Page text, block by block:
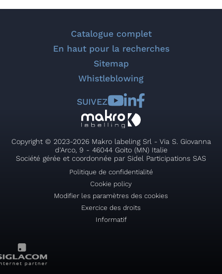
Catalogue complet
En haut pour la recherches
Sitemap
Whistleblowing
SUIVEZ
Copyright © 2023-2026 Makro labeling Srl - Via S. Giovanna
d'Arco, 9 - 46044 Goito (MN) Italie
Société gérée et coordonnée par Sidel Participations SAS
Politique de confidentialité
Cookie policy
Modifier les paramètres des cookies
Exercice des droits
Informatif